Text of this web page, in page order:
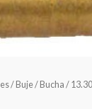
/ Buje / Bucha /